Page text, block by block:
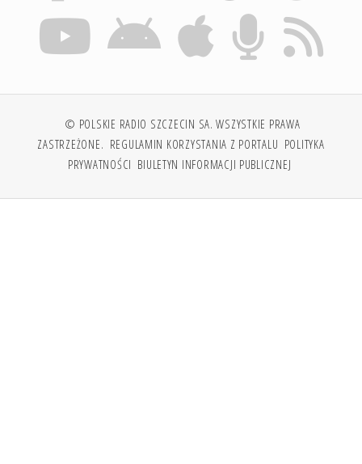
© POLSKIE RADIO SZCZECIN SA. WSZYSTKIE PRAWA
ZASTRZEŻONE. REGULAMIN KORZYSTANIA Z PORTALU POLITYKA
PRYWATNOŚCI BIULETYN INFORMACJI PUBLICZNEJ